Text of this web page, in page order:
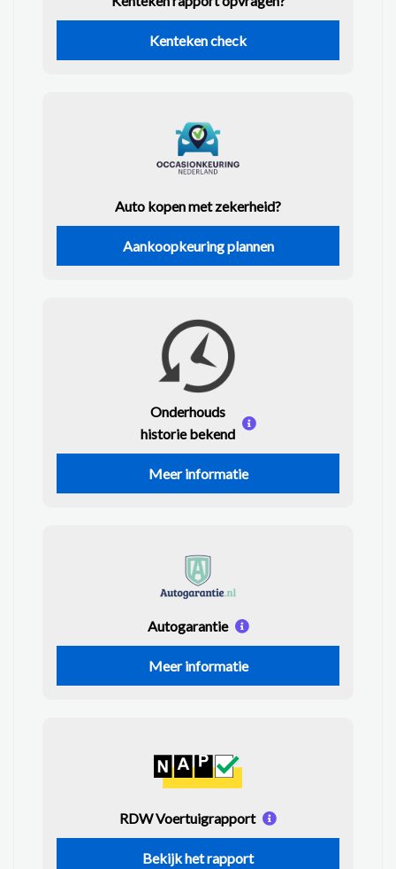
Kenteken check
Auto kopen met zekerheid?
Aankoopkeuring plannen
Onderhouds
historie bekend
Meer informatie
Autogarantie
Meer informatie
RDW Voertuigrapport
Bekijk het rapport